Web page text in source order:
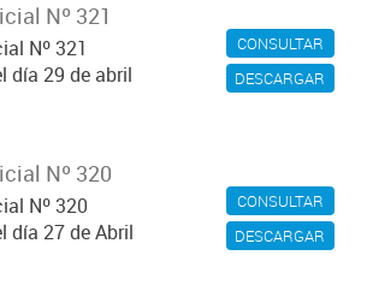
CONSULTAR
DESCARGAR
Nº 321
Nº 321
día 29 de abril
CONSULTAR
DESCARGAR
Nº 320
Nº 320
día 27 de Abril